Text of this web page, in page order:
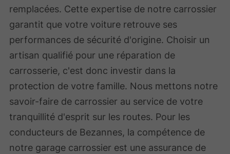
remplacées. Cette expertise de notre carrossier
garantit que votre voiture retrouve ses
performances de sécurité d'origine. Choisir un
artisan qualifié pour une réparation de
carrosserie, c'est donc investir dans la
protection de votre famille. Nous mettons notre
savoir-faire de carrossier au service de votre
tranquillité d'esprit sur les routes. Pour les
conducteurs de Bezannes, la compétence de
notre garage carrossier est une assurance de